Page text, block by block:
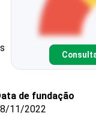
de fundação
11/2022